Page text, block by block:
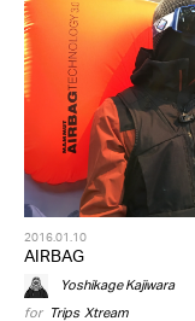
2016.01.10
AIRBAG
Yoshikage Kajiwara
for Trips,Xtream